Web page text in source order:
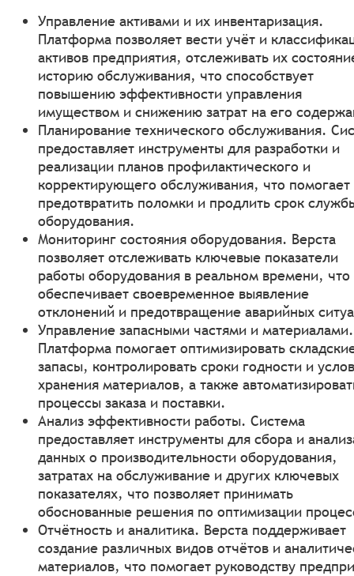
Управление активами и их инвентаризация.
Платформа позволяет вести учёт и
активов предприятия, отслеживать их
историю обслуживания, что способствует
повышению эффективности управления
имуществом и снижению затрат на его
Планирование технического обслуживания.
предоставляет инструменты для разработки и
реализации планов профилактического и
корректирующего обслуживания, что помогает
предотвратить поломки и продлить срок
оборудования.
Мониторинг состояния оборудования. Верста
позволяет отслеживать ключевые показатели
работы оборудования в реальном времени, что
обеспечивает своевременное выявление
отклонений и предотвращение аварийных
Управление запасными частями и материалами.
Платформа помогает оптимизировать
запасы, контролировать сроки годности и
хранения материалов, а также
процессы заказа и поставки.
Анализ эффективности работы. Система
предоставляет инструменты для сбора и
данных о производительности оборудования,
затратах на обслуживание и других ключевых
показателях, что позволяет принимать
обоснованные решения по оптимизации
Отчётность и аналитика. Верста поддерживает
создание различных видов отчётов и
материалов, что помогает руководству